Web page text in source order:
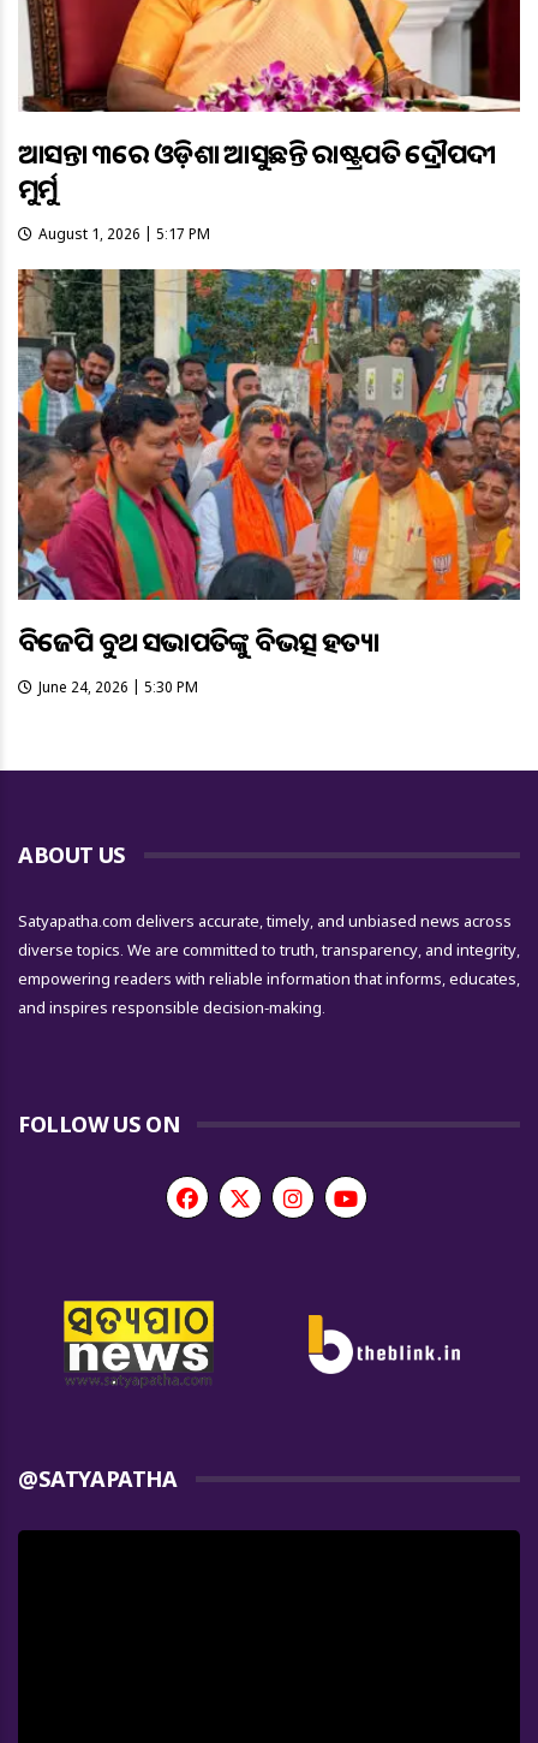
ଆସନ୍ତା ୩ରେ ଓଡ଼ିଶା ଆସୁଛନ୍ତି ରାଷ୍ଟ୍ରପତି ଦ୍ରୌପଦୀ
ମୁର୍ମୁ
August 1, 2026 | 5:17 PM
ବିଜେପି ବୁଥ ସଭାପତିଙ୍କୁ ବିଭତ୍ସ ହତ୍ୟା
June 24, 2026 | 5:30 PM
ABOUT US
Satyapatha.com delivers accurate, timely, and unbiased news across
diverse topics. We are committed to truth, transparency, and integrity,
empowering readers with reliable information that informs, educates,
and inspires responsible decision-making.
FOLLOW US ON
@SATYAPATHA